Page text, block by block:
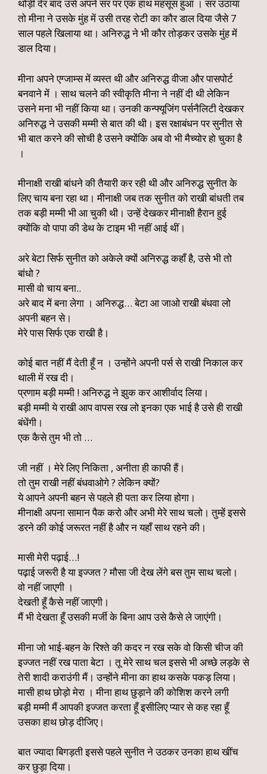
थोड़ी देर बाद उसे अपने सर पर एक हाथ महसूस हुआ । सर उठाया
तो मीना ने उसके मुंह में उसी तरह रोटी का कौर डाल दिया जैसे 7
साल पहले खिलाया था। अनिरुद्ध ने भी कौर तोड़कर उसके मुंह में
डाल दिया।
मीना अपने एग्जाम्स में व्यस्त थी और अनिरुद्ध वीजा और पासपोर्ट
बनवाने में । साथ चलने की स्वीकृति मीना ने नहीं दी थी लेकिन
उसने मना भी नहीं किया था। उनकी कन्फ्यूजिंग पर्सनैलिटी देखकर
अनिरुद्ध ने उसकी मम्मी से बात की थी। इस रक्षाबंधन पर सुनीत से
भी बात करने की सोची है उसने क्योंकि अब वो भी मैच्योर हो चुका है
।
मीनाक्षी राखी बांधने की तैयारी कर रही थी और अनिरुद्ध सुनीत के
लिए चाय बना रहा था। मीनाक्षी जब तक सुनीत को राखी बांधती तब
तक बड़ी मम्मी भी आ चुकी थी। उन्हें देखकर मीनाक्षी हैरान हुई
क्योंकि वो पापा की डेथ के टाइम भी नहीं आई थीं।
अरे बेटा सिर्फ सुनीत को अकेले क्यों अनिरुद्ध कहाँ है, उसे भी तो
बांधो ?
मासी वो चाय बना..
अरे बाद में बना लेगा । अनिरुद्ध… बेटा आ जाओ राखी बंधवा लो
अपनी बहन से।
मेरे पास सिर्फ एक राखी है।
कोई बात नहीं मैं देती हूँ न । उन्होंने अपनी पर्स से राखी निकाल कर
थाली में रख दी।
प्रणाम बड़ी मम्मी ! अनिरुद्ध ने झुक कर आशीर्वाद लिया।
बड़ी मम्मी ये राखी आप वापस रख लो इनका एक भाई है उसे ही राखी
बंधेंगी।
एक कैसे तुम भी तो …
जी नहीं । मेरे लिए निकिता , अनीता ही काफी हैं।
तो तुम राखी नहीं बंधवाओगे ? लेकिन क्यों?
ये आपने अपनी बहन से पहले ही पता कर लिया होगा।
मीनाक्षी अपना सामान पैक करो और अभी मेरे साथ चलो। तुम्हें इससे
डरने की कोई जरूरत नहीं है और न यहाँ साथ रहने की।
मासी मेरी पढ़ाई…!
पढ़ाई जरूरी है या इज्जत ? मौसा जी देख लेंगे बस तुम साथ चलो।
वो नहीं जाएगी ।
देखती हूँ कैसे नहीं जाएगी।
मैं भी देखता हूँ उसकी मर्जी के बिना आप उसे कैसे ले जाएंगी।
मीना जो भाई-बहन के रिश्ते की कदर न रख सके वो किसी चीज की
इज्जत नहीं रख पाता बेटा । तू मेरे साथ चल इससे भी अच्छे लड़के से
तेरी शादी कराउंगी मैं। उन्होंने मीना का हाथ कसके पकड़ लिया।
मासी हाथ छोड़ो मेरा । मीना हाथ छुड़ाने की कोशिश करने लगी
बड़ी मम्मी मैं आपकी इज्जत करता हूँ इसीलिए प्यार से कह रहा हूँ
उसका हाथ छोड़ दीजिए।
बात ज्यादा बिगड़ती इससे पहले सुनीत ने उठकर उनका हाथ खींच
कर छुड़ा दिया।